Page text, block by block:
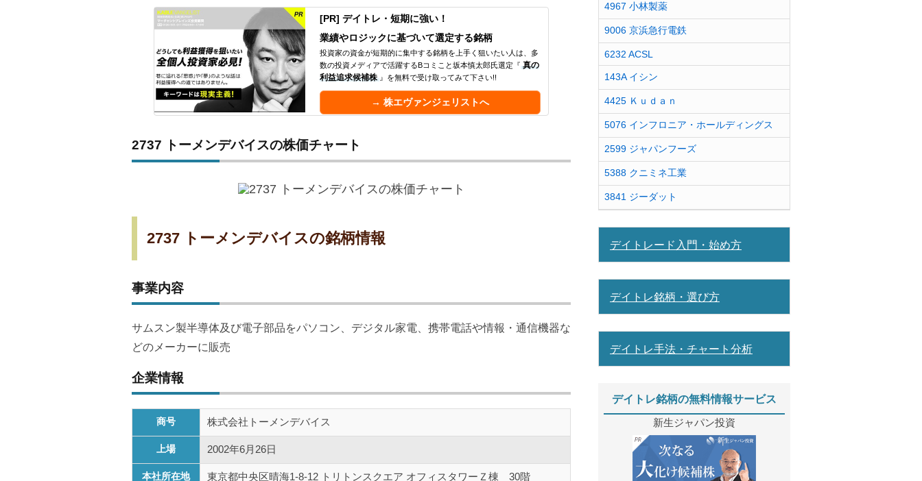
[PR] デイトレ・短期に強い！
業績やロジックに基づいて選定する銘柄
投資家の資金が短期的に集中する銘柄を上手く狙いたい人は、多
数の投資メディアで活躍するBコミこと坂本慎太郎氏選定『 真の
利益追求候補株 』を無料で受け取ってみて下さい!!
→ 株エヴァンジェリストへ
2737 トーメンデバイスの株価チャート
2737 トーメンデバイスの銘柄情報
事業内容
サムスン製半導体及び電子部品をパソコン、デジタル家電、携帯電話や情報・通信機器な
どのメーカーに販売
企業情報
商号 株式会社トーメンデバイス
上場 2002年6月26日
本社所在地 東京都中央区晴海1-8-12 トリトンスクエア オフィスタワーＺ棟 30階
4967 小林製薬
9006 京浜急行電鉄
6232 ACSL
143A イシン
4425 Ｋｕｄａｎ
5076 インフロニア・ホールディングス
2599 ジャパンフーズ
5388 クニミネ工業
3841 ジーダット
デイトレード入門・始め方
デイトレ銘柄・選び方
デイトレ手法・チャート分析
デイトレ銘柄の無料情報サービス
新生ジャパン投資